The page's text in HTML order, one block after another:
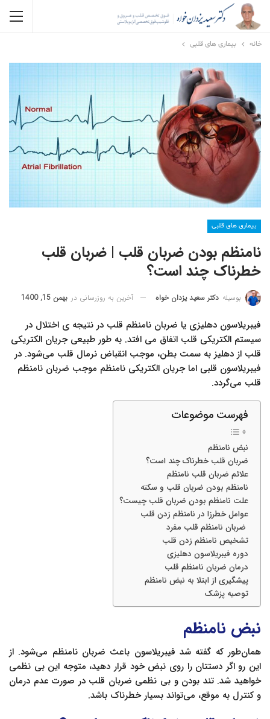
خانه بیماری های قلبی
بیماری های قلبی
نامنظم بودن ضربان قلب | ضربان قلب
خطرناک چند است؟
بوسیله دکتر سعید یزدان خواه آخرین به روزرسانی در بهمن 15, 1400
فيبريلاسون‌ دهلیزی یا ضربان نامنظم قلب در نتیجه ی اختلال در
سیستم الکتریکی قلب اتفاق می افتد. به طور طبیعی جریان الکتریکی
قلب از دهلیز به سمت بطن، موجب انقباض نرمال قلب می‌شود. در
فيبريلاسون‌ قلبی اما جریان الکتریکی نامنظم موجب ضربان نامنظم
قلب می‌گردد.
فهرست موضوعات
نبض نامنظم
ضربان قلب خطرناک چند است؟
علائم ضربان قلب نامنظم
نامنظم بودن ضربان قلب و سکته
علت نامنظم بودن ضربان قلب چیست؟
عوامل خطرزا در نامنظم زدن قلب
ضربان نامنظم قلب مفرد
تشخیص نامنظم زدن قلب
دوره فيبريلاسون‌ دهلیزی
درمان ضربان نامنظم قلب
پیشگیری از ابتلا به نبض نامنظم
توصیه پزشک
نبض نامنظم
همان‌طور که گفته شد فيبريلاسون‌ باعث ضربان نامنظم می‌شود. از
این رو اگر دستتان را روی نبض خود قرار دهید، متوجه این بی نظمی
خواهید شد. تند بودن و بی نظمی ضربان قلب در صورت عدم درمان
و کنترل به موقع، می‌تواند بسیار خطرناک باشد.